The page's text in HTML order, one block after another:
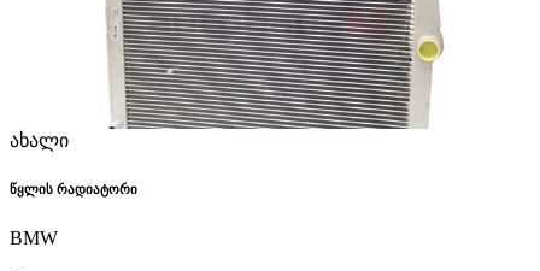
ახალი
წყლის რადიატორი
BMW